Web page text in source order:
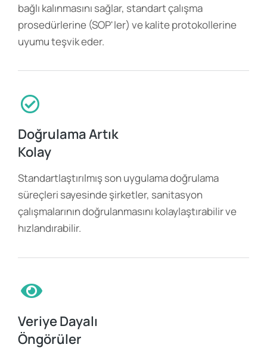
bağlı kalınmasını sağlar, standart çalışma
prosedürlerine (SOP'ler) ve kalite protokollerine
uyumu teşvik eder.
Doğrulama Artık
Kolay
Standartlaştırılmış son uygulama doğrulama
süreçleri sayesinde şirketler, sanitasyon
çalışmalarının doğrulanmasını kolaylaştırabilir ve
hızlandırabilir.
Veriye Dayalı
Öngörüler